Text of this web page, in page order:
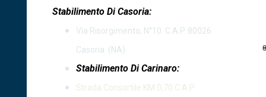
Stabilimento Di Casoria:
Via Risorgimento, N°10 C.A.P. 80026
Casoria (NA)
Stabilimento Di Carinaro:
Strada Consortile KM 0,70 C.A.P.